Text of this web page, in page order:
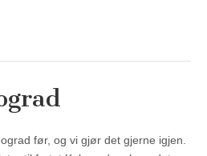
før, og vi gjør det gjerne igjen.